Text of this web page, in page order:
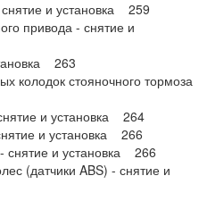
и установка 259
привода - снятие и
263
колодок стояночного тормоза
и установка 264
и установка 266
снятие и установка 266
(датчики ABS) - снятие и